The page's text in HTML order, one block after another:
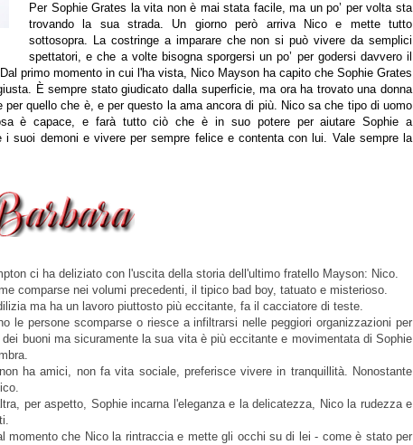
Per Sophie Grates la vita non è mai stata facile, ma un po’ per volta sta
trovando la sua strada. Un giorno però arriva Nico e mette tutto
sottosopra. La costringe a imparare che non si può vivere da semplici
spettatori, e che a volte bisogna sporgersi un po’ per godersi davvero il
primo momento in cui l'ha vista, Nico Mayson ha capito che Sophie Grates
È sempre stato giudicato dalla superficie, ma ora ha trovato una donna
per quello che è, e per questo la ama ancora di più. Nico sa che tipo di uomo
è capace, e farà tutto ciò che è in suo potere per aiutare Sophie a
i suoi demoni e vivere per sempre felice e contenta con lui. Vale sempre la
ci ha deliziato con l'uscita della storia dell'ultimo fratello Mayson: Nico.
comparse nei volumi precedenti, il tipico bad boy, tatuato e misterioso.
ma ha un lavoro piuttosto più eccitante, fa il cacciatore di teste.
le persone scomparse o riesce a infiltrarsi nelle peggiori organizzazioni per
buoni ma sicuramente la sua vita è più eccitante e movimentata di Sophie
ha amici, non fa vita sociale, preferisce vivere in tranquillità. Nonostante
per aspetto, Sophie incarna l'eleganza e la delicatezza, Nico la rudezza e
momento che Nico la rintraccia e mette gli occhi su di lei - come è stato per